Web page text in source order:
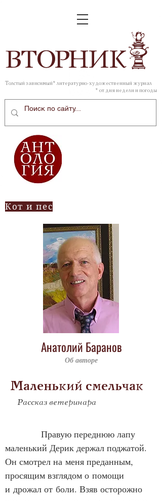
ВТОРНИК
Толстый зависимый* литературно-художественный журнал
* от дня недели и погоды
Кот и пес
Анатолий Баранов
Об авторе
Маленький смельчак
Рассказ ветеринара
Правую переднюю лапу
маленький Дерик держал поджатой.
Он смотрел на меня преданным,
просящим взглядом о помощи
и дрожал от боли. Взяв осторожно